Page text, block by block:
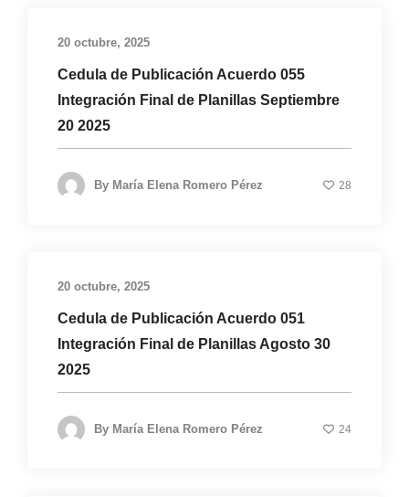
20 octubre, 2025
Cedula de Publicación Acuerdo 055
Integración Final de Planillas Septiembre
20 2025
By María Elena Romero Pérez 28
20 octubre, 2025
Cedula de Publicación Acuerdo 051
Integración Final de Planillas Agosto 30
2025
By María Elena Romero Pérez 24